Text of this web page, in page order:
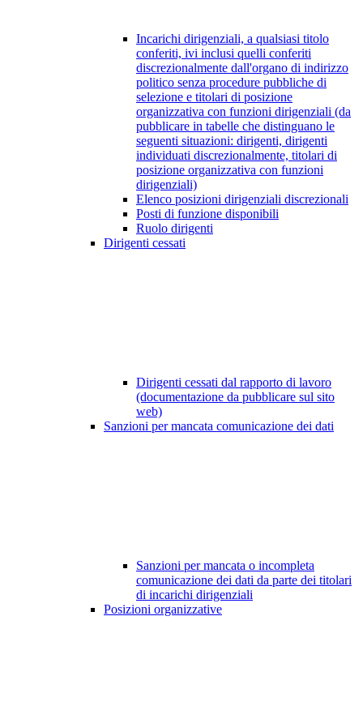
Incarichi dirigenziali, a qualsiasi titolo
conferiti, ivi inclusi quelli conferiti
discrezionalmente dall'organo di indirizzo
politico senza procedure pubbliche di
selezione e titolari di posizione
organizzativa con funzioni dirigenziali (da
pubblicare in tabelle che distinguano le
seguenti situazioni: dirigenti, dirigenti
individuati discrezionalmente, titolari di
posizione organizzativa con funzioni
dirigenziali)
Elenco posizioni dirigenziali discrezionali
Posti di funzione disponibili
Ruolo dirigenti
Dirigenti cessati
Dirigenti cessati dal rapporto di lavoro
(documentazione da pubblicare sul sito
web)
Sanzioni per mancata comunicazione dei dati
Sanzioni per mancata o incompleta
comunicazione dei dati da parte dei titolari
di incarichi dirigenziali
Posizioni organizzative